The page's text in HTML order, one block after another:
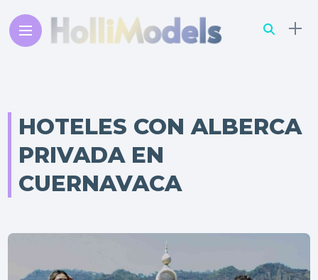
HOTELES CON ALBERCA
PRIVADA EN
CUERNAVACA